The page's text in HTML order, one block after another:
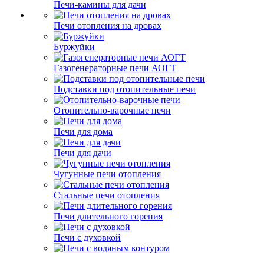
Печи-камины для дачи
Печи отопления на дровах
Буржуйки
Газогенераторные печи АОГТ
Подставки под отопительные печи
Отопительно-варочные печи
Печи для дома
Печи для дачи
Чугунные печи отопления
Стальные печи отопления
Печи длительного горения
Печи с духовкой